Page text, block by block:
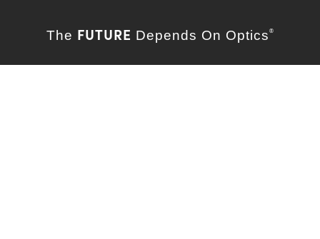
The FUTURE Depends On Optics ®